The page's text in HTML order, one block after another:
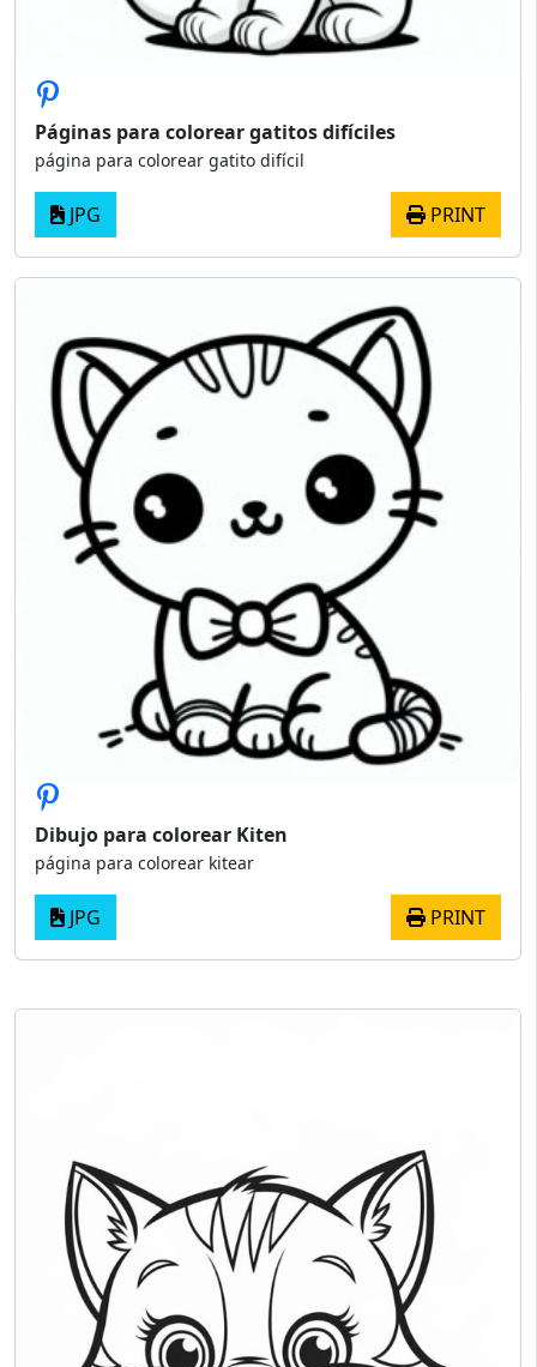
Páginas para colorear gatitos difíciles
página para colorear gatito difícil
JPG PRINT
Dibujo para colorear Kiten
página para colorear kitear
JPG PRINT